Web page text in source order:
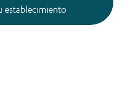
establecimiento